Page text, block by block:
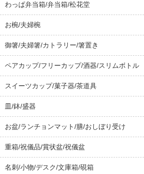
わっぱ弁当箱/弁当箱/松花堂
お椀/夫婦椀
御箸/夫婦箸/カトラリー/箸置き
ペアカップ/フリーカップ/酒器/スリムボトル
スイーツカップ/菓子器/茶道具
皿/鉢/盛器
お盆/ランチョンマット/膳/おしぼり受け
重箱/祝儀品/賞状盆/祝儀盆
名刺/小物/デスク/文庫箱/硯箱